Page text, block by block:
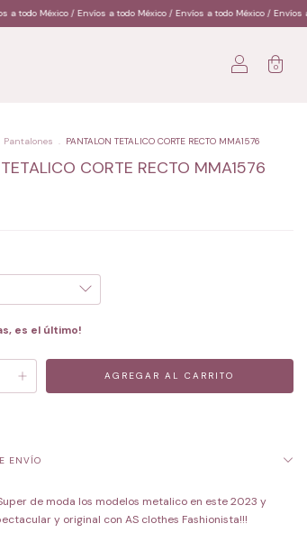
a todo México / Envíos a todo México / Envíos a todo México /
0
Pantalones . PANTALON TETALICO CORTE RECTO MMA1576
CORTE RECTO MMA1576
es el último!
ENVÍO
de moda los modelos metalico en este 2023 y
y original con AS clothes Fashionista!!!